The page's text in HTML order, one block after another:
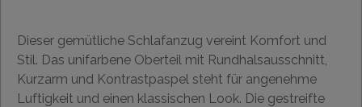
Dieser gemütliche Schlafanzug vereint Komfort und
Stil. Das unifarbene Oberteil mit Rundhalsausschnitt,
Kurzarm und Kontrastpaspel steht für angenehme
Luftigkeit und einen klassischen Look. Die gestreifte